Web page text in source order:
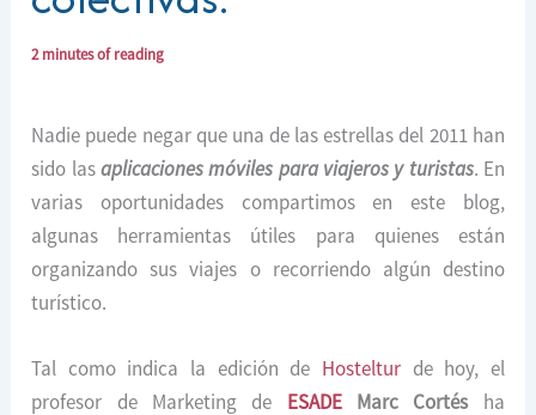
2 minutes of reading
Nadie puede negar que una de las estrellas del 2011 han
sido lasaplicaciones móviles para viajeros y turistas. En
varias oportunidades compartimos en este blog,
algunas herramientas útiles para quienes están
organizando sus viajes o recorriendo algún destino
turístico.
Tal como indica la edición de Hosteltur de hoy, el
profesor de Marketing de ESADE Marc Cortés ha